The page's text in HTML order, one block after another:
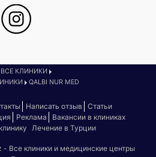
ВСЕ КЛИНИКИ
QALBI NUR MED
Написать отзыв
Статьи
Реклама
Вакансии в клиниках
Лечение в Турции
Все клиники и медицинские центры